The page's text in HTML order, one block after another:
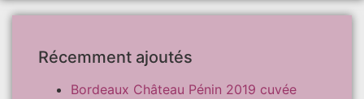
Récemment ajoutés
Bordeaux Château Pénin 2019 cuvée